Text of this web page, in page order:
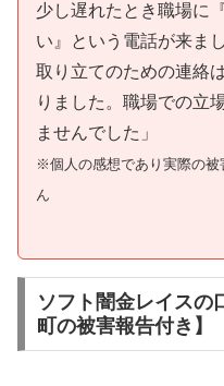
少し遅れたとき職場に
い』という電話が来ま
取り立てのための連絡
りました。職場での立
ませんでした」
※個人の感想であり実際の
ん
ソフト闇金レイスの
町の被害報告付き】